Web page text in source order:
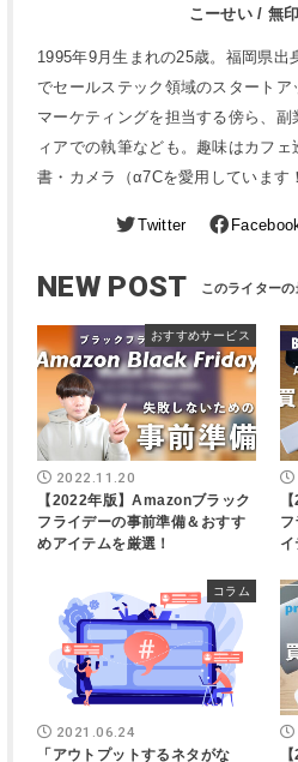
こーせい / 無
1995年9月生まれの25歳。福岡県出
でセールステック領域のスタートア
マーケティングを担当する傍ら、
ィアでの執筆なども。趣味はカフ
書・カメラ（α7Cを愛用しています
Twitter
NEW POST
おすすめサービス
2022.11.20
【2022年版】Amazonブラック
フライデーの事前準備＆おすす
めアイテムを厳選！
イ
コラム
2021.06.24
「アウトプットするネタがな